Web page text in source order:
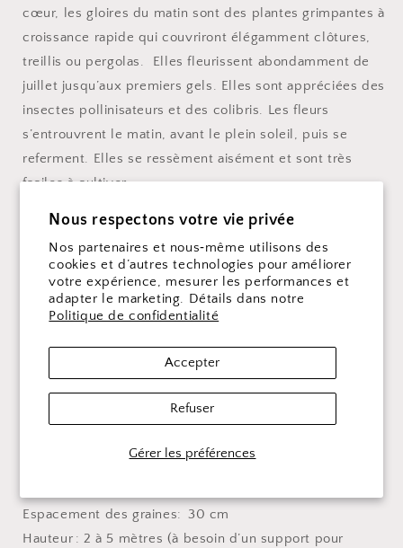
Nous respectons votre vie privée
Nos partenaires et nous‑même utilisons des
cookies et d’autres technologies pour améliorer
votre expérience, mesurer les performances et
adapter le marketing. Détails dans notre
Politique de confidentialité
Gérer les préférences
Accepter
Refuser
cœur, les gloires du matin sont des plantes grimpantes à
croissance rapide qui couvriront élégamment clôtures,
treillis ou pergolas. Elles fleurissent abondamment de
juillet jusqu’aux premiers gels. Elles sont appréciées des
insectes pollinisateurs et des colibris. Les fleurs
s’entrouvrent le matin, avant le plein soleil, puis se
referment. Elles se ressèment aisément et sont très
faciles à cultiver.
Semis:
Démarrer en semis intérieurs à la mi-avril ou faire les
semis directs au jardin après les gelés. Faire tremper 24
heures avant pour maximiser la germination.
Type de plante: annuelle grimpante qui se ressème
Couleur des fleurs: rose foncé
Sol : riche et bien drainé
Ensoleillement : plein soleil
Germination des graines: 14 jours
Espacement des graines: 30 cm
Hauteur : 2 à 5 mètres (à besoin d’un support pour